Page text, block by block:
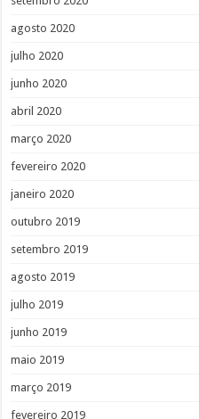
agosto 2020
julho 2020
junho 2020
abril 2020
março 2020
fevereiro 2020
janeiro 2020
outubro 2019
setembro 2019
agosto 2019
julho 2019
junho 2019
maio 2019
março 2019
fevereiro 2019